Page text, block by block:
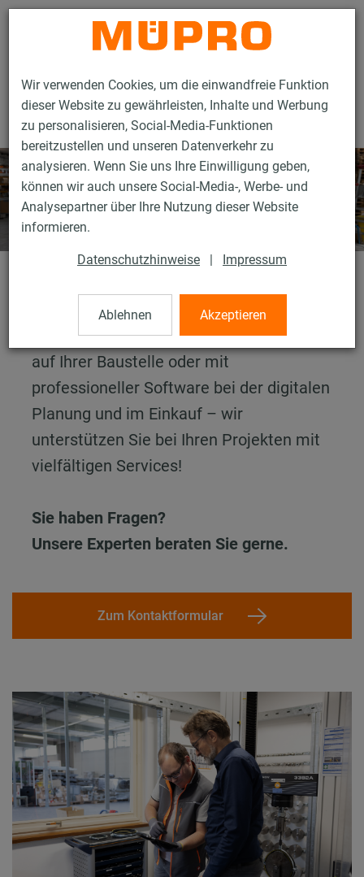
Wir verwenden Cookies, um die einwandfreie Funktion
dieser Website zu gewährleisten, Inhalte und Werbung
zu personalisieren, Social-Media-Funktionen
bereitzustellen und unseren Datenverkehr zu
analysieren. Wenn Sie uns Ihre Einwilligung geben,
können wir auch unsere Social-Media-, Werbe- und
Analysepartner über Ihre Nutzung dieser Website
informieren.
Datenschutzhinweise | Impressum
Ablehnen Akzeptieren
Kontakt
Services
Ob durch unsere Berater und Ingenieure
auf Ihrer Baustelle oder mit
professioneller Software bei der digitalen
Planung und im Einkauf – wir
unterstützen Sie bei Ihren Projekten mit
vielfältigen Services!
Sie haben Fragen?
Unsere Experten beraten Sie gerne.
Zum Kontaktformular